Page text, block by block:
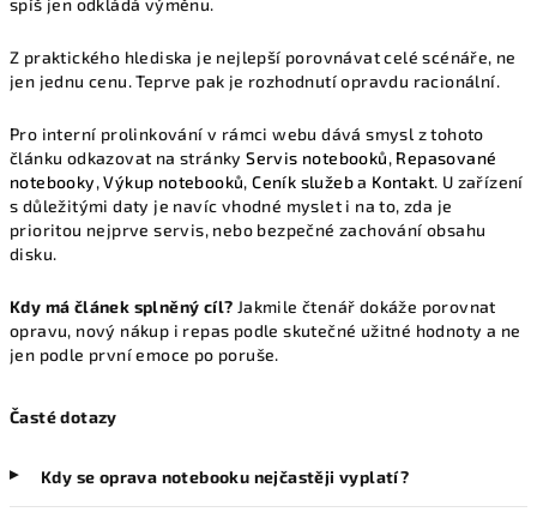
spíš jen odkládá výměnu.
Z praktického hlediska je nejlepší porovnávat celé scénáře, ne
jen jednu cenu. Teprve pak je rozhodnutí opravdu racionální.
Pro interní prolinkování v rámci webu dává smysl z tohoto
článku odkazovat na stránkyServis notebooků, Repasované
notebooky,Výkup notebooků,Ceník služeba Kontakt. U zařízení
s důležitými daty je navíc vhodné myslet i na to, zda je
prioritou nejprve servis, nebo bezpečné zachování obsahu
disku.
Kdy má článek splněný cíl? Jakmile čtenář dokáže porovnat
opravu, nový nákup i repas podle skutečné užitné hodnoty a ne
jen podle první emoce po poruše.
Časté dotazy
Kdy se oprava notebooku nejčastěji vyplatí?